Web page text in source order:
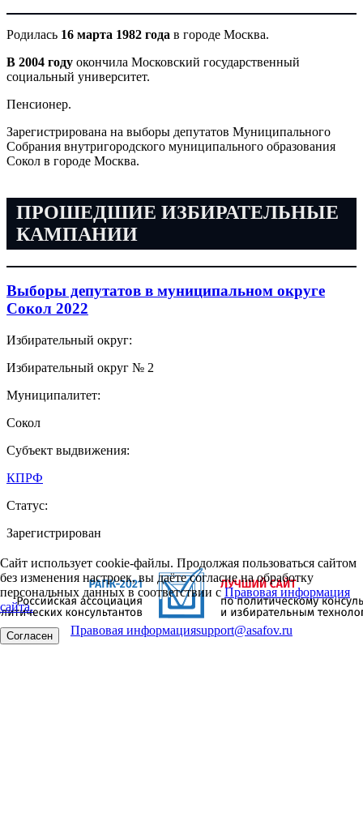
Родилась 16 марта 1982 года в городе Москва.
В 2004 году окончила Московский государственный
социальный университет.
Пенсионер.
Зарегистрирована на выборы депутатов Муниципального
Собрания внутригородского муниципального образования
Сокол в городе Москва.
ПРОШЕДШИЕ ИЗБИРАТЕЛЬНЫЕ
КАМПАНИИ
Выборы депутатов в муниципальном округе
Сокол 2022
Избирательный округ:
Избирательный округ № 2
Муниципалитет:
Сокол
Субъект выдвижения:
КПРФ
Статус:
Зарегистрирован
Сайт использует cookie-файлы. Продолжая пользоваться сайтом
без изменения настроек, вы даёте согласие на обработку
персональных данных в соответствии сПравовая информация
сайта.
Согласен Правовая информацияsupport@asafov.ru